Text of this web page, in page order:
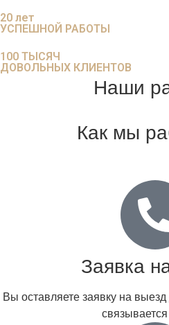
20 лет
УСПЕШНОЙ РАБОТЫ
100 ТЫСЯЧ
ДОВОЛЬНЫХ КЛИЕНТОВ
Наши
Как мы
Заявка
Вы оставляете заявку на